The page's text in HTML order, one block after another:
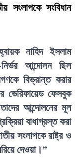
সংলাপকে সংবিধান
নাহিদ ইসলাম
আন্দোলন ছিল
বিভ্রান্ত করার
ভেরিফায়েড ফেসবুক
আন্দোলনের মূল
বাধাগ্রস্ত করা
সংলাপকে রাষ্ট্র ও
দেওয়া।”